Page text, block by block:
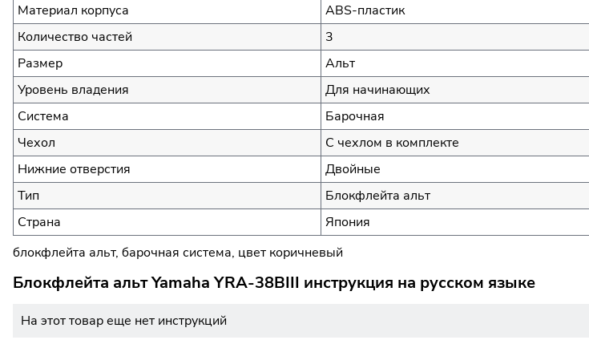
Материал корпуса
ABS-пластик
Количество частей
3
Размер
Альт
Уровень владения
Для начинающих
Система
Барочная
Чехол
С чехлом в комплекте
Нижние отверстия
Двойные
Тип
Блокфлейта альт
Страна
Япония
блокфлейта альт, барочная система, цвет коричневый
Блокфлейта альт Yamaha YRA-38BIII инструкция на русском языке
На этот товар еще нет инструкций